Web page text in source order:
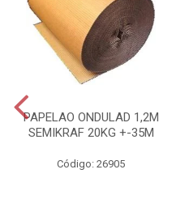
PAPELAO ONDULAD 1,2M
SEMIKRAF 20KG +-35M
Código: 26905